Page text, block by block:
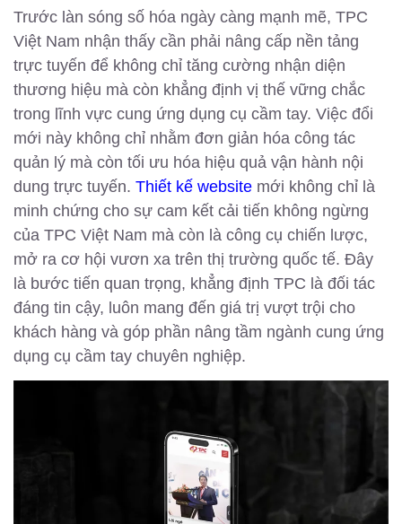
Trước làn sóng số hóa ngày càng mạnh mẽ, TPC
Việt Nam nhận thấy cần phải nâng cấp nền tảng
trực tuyến để không chỉ tăng cường nhận diện
thương hiệu mà còn khẳng định vị thế vững chắc
trong lĩnh vực cung ứng dụng cụ cầm tay. Việc đổi
mới này không chỉ nhằm đơn giản hóa công tác
quản lý mà còn tối ưu hóa hiệu quả vận hành nội
dung trực tuyến. Thiết kế website mới không chỉ là
minh chứng cho sự cam kết cải tiến không ngừng
của TPC Việt Nam mà còn là công cụ chiến lược,
mở ra cơ hội vươn xa trên thị trường quốc tế. Đây
là bước tiến quan trọng, khẳng định TPC là đối tác
đáng tin cậy, luôn mang đến giá trị vượt trội cho
khách hàng và góp phần nâng tầm ngành cung ứng
dụng cụ cầm tay chuyên nghiệp.